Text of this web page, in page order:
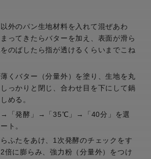
外のパン生地材料を入れて混ぜあわ
ってきたらバターを加え、表面が滑ら
のばしたら指が透けるくらいまでこね
くバター（分量外）を塗り、生地を丸
っかりと閉じ、合わせ目を下にして鍋
める。
→「発酵」→「35℃」→「40分」を選
ト。
ふたをあけ、1次発酵のチェックをす
倍に膨らみ、強力粉（分量外）をつけ